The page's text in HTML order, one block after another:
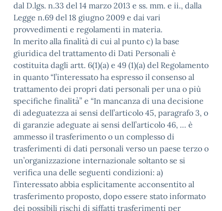
dal D.lgs. n.33 del 14 marzo 2013 e ss. mm. e ii., dalla
Legge n.69 del 18 giugno 2009 e dai vari
provvedimenti e regolamenti in materia.
In merito alla finalità di cui al punto c) la base
giuridica del trattamento di Dati Personali è
costituita dagli artt. 6(1)(a) e 49 (1)(a) del Regolamento
in quanto “l’interessato ha espresso il consenso al
trattamento dei propri dati personali per una o più
specifiche finalità” e “In mancanza di una decisione
di adeguatezza ai sensi dell’articolo 45, paragrafo 3, o
di garanzie adeguate ai sensi dell’articolo 46, … è
ammesso il trasferimento o un complesso di
trasferimenti di dati personali verso un paese terzo o
un’organizzazione internazionale soltanto se si
verifica una delle seguenti condizioni: a)
l’interessato abbia esplicitamente acconsentito al
trasferimento proposto, dopo essere stato informato
dei possibili rischi di siffatti trasferimenti per